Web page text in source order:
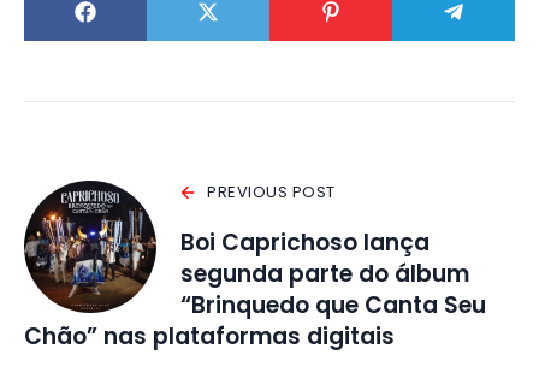
PREVIOUS POST
Boi Caprichoso lança
segunda parte do álbum
“Brinquedo que Canta Seu
Chão” nas plataformas digitais